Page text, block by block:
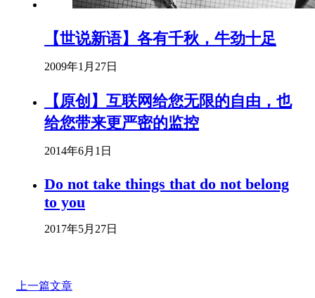
【世说新语】各有千秋，牛劲十足
2009年1月27日
【原创】互联网给您无限的自由，也
给您带来更严密的监控
2014年6月1日
Do not take things that do not belong
to you
2017年5月27日
上一篇文章